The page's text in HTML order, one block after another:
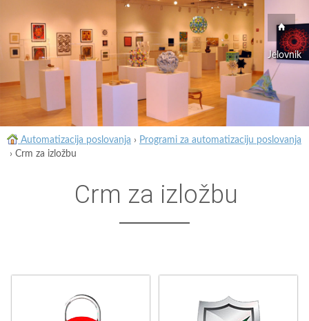
Jelovnik
Automatizacija poslovanja › Programi za automatizaciju poslovanja
› Crm za izložbu
Crm za izložbu